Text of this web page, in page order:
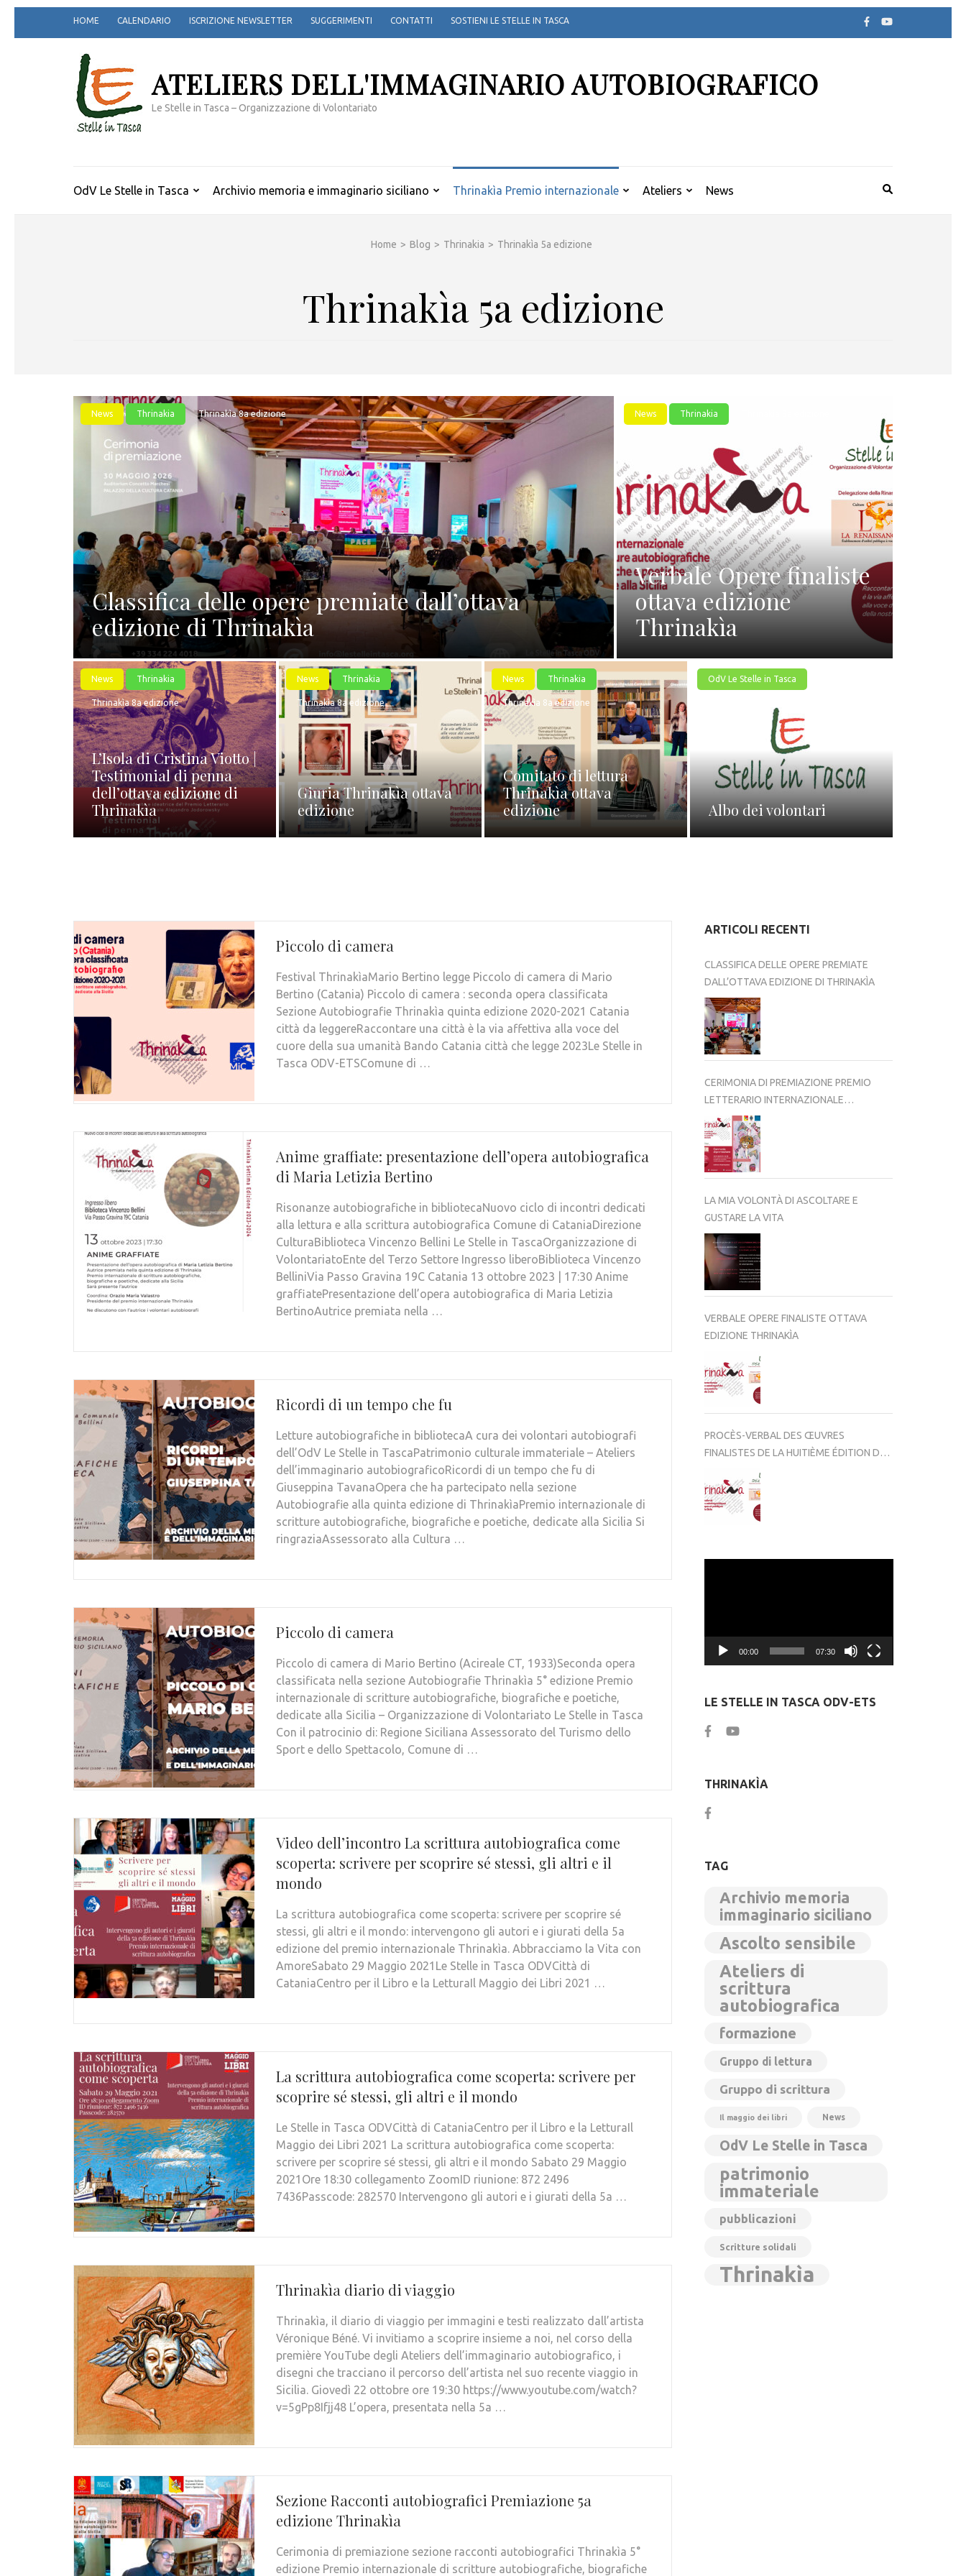
HOME CALENDARIO ISCRIZIONE NEWSLETTER SUGGERIMENTI CONTATTI SOSTIENI LE STELLE IN TASCA
ATELIERS DELL'IMMAGINARIO AUTOBIOGRAFICO
Le Stelle in Tasca – Organizzazione di Volontariato
OdV Le Stelle in Tasca Archivio memoria e immaginario siciliano Thrinakìa Premio internazionale Ateliers News
Home > Blog > Thrinakia > Thrinakìa 5a edizione
Thrinakìa 5a edizione
News Thrinakia Thrinakìa 8a edizione
Classifica delle opere premiate dall’ottava
edizione di Thrinakìa
News Thrinakia
Verbale Opere finaliste
ottava edizione
Thrinakìa
News Thrinakia
Thrinakìa 8a edizione
L’Isola di Cristina Viotto |
Testimonial di penna
dell’ottava edizione di
Thrinakìa
News Thrinakia
Thrinakìa 8a edizione
Giuria Thrinakìa ottava
edizione
News Thrinakia
Thrinakìa 8a edizione
Comitato di lettura
Thrinakìa ottava
edizione
OdV Le Stelle in Tasca
Albo dei volontari
Piccolo di camera
Festival ThrinakìaMario Bertino legge Piccolo di camera di Mario
Bertino (Catania) Piccolo di camera : seconda opera classificata
Sezione Autobiografie Thrinakìa quinta edizione 2020-2021 Catania
città da leggereRaccontare una città è la via affettiva alla voce del
cuore della sua umanità Bando Catania città che legge 2023Le Stelle in
Tasca ODV-ETSComune di …
Anime graffiate: presentazione dell’opera autobiografica
di Maria Letizia Bertino
Risonanze autobiografiche in bibliotecaNuovo ciclo di incontri dedicati
alla lettura e alla scrittura autobiografica Comune di CataniaDirezione
CulturaBiblioteca Vincenzo Bellini Le Stelle in TascaOrganizzazione di
VolontariatoEnte del Terzo Settore Ingresso liberoBiblioteca Vincenzo
BelliniVia Passo Gravina 19C Catania 13 ottobre 2023 | 17:30 Anime
graffiatePresentazione dell’opera autobiografica di Maria Letizia
BertinoAutrice premiata nella …
Ricordi di un tempo che fu
Letture autobiografiche in bibliotecaA cura dei volontari autobiografi
dell’OdV Le Stelle in TascaPatrimonio culturale immateriale – Ateliers
dell’immaginario autobiograficoRicordi di un tempo che fu di
Giuseppina TavanaOpera che ha partecipato nella sezione
Autobiografie alla quinta edizione di ThrinakìaPremio internazionale di
scritture autobiografiche, biografiche e poetiche, dedicate alla Sicilia Si
ringraziaAssessorato alla Cultura …
Piccolo di camera
Piccolo di camera di Mario Bertino (Acireale CT, 1933)Seconda opera
classificata nella sezione Autobiografie Thrinakìa 5° edizione Premio
internazionale di scritture autobiografiche, biografiche e poetiche,
dedicate alla Sicilia – Organizzazione di Volontariato Le Stelle in Tasca
Con il patrocinio di: Regione Siciliana Assessorato del Turismo dello
Sport e dello Spettacolo, Comune di …
Video dell’incontro La scrittura autobiografica come
scoperta: scrivere per scoprire sé stessi, gli altri e il
mondo
La scrittura autobiografica come scoperta: scrivere per scoprire sé
stessi, gli altri e il mondo: intervengono gli autori e i giurati della 5a
edizione del premio internazionale Thrinakìa. Abbracciamo la Vita con
AmoreSabato 29 Maggio 2021Le Stelle in Tasca ODVCittà di
CataniaCentro per il Libro e la LetturaIl Maggio dei Libri 2021 …
La scrittura autobiografica come scoperta: scrivere per
scoprire sé stessi, gli altri e il mondo
Le Stelle in Tasca ODVCittà di CataniaCentro per il Libro e la LetturaIl
Maggio dei Libri 2021 La scrittura autobiografica come scoperta:
scrivere per scoprire sé stessi, gli altri e il mondo Sabato 29 Maggio
2021Ore 18:30 collegamento ZoomID riunione: 872 2496
7436Passcode: 282570 Intervengono gli autori e i giurati della 5a …
Thrinakìa diario di viaggio
Thrinakìa, il diario di viaggio per immagini e testi realizzato dall’artista
Véronique Béné. Vi invitiamo a scoprire insieme a noi, nel corso della
première YouTube degli Ateliers dell’immaginario autobiografico, i
disegni che tracciano il percorso dell’artista nel suo recente viaggio in
Sicilia. Giovedì 22 ottobre ore 19:30 https://www.youtube.com/watch?
v=5gPp8Ifjj48 L’opera, presentata nella 5a …
Sezione Racconti autobiografici Premiazione 5a
edizione Thrinakìa
Cerimonia di premiazione sezione racconti autobiografici Thrinakìa 5°
edizione Premio internazionale di scritture autobiografiche, biografiche
ARTICOLI RECENTI
CLASSIFICA DELLE OPERE PREMIATE
DALL’OTTAVA EDIZIONE DI THRINAKÌA
CERIMONIA DI PREMIAZIONE PREMIO
LETTERARIO INTERNAZIONALE
THRINAKÌA – VIII EDIZIONE 2025-2026
LA MIA VOLONTÀ DI ASCOLTARE E
GUSTARE LA VITA
VERBALE OPERE FINALISTE OTTAVA
EDIZIONE THRINAKÌA
PROCÈS-VERBAL DES ŒUVRES
FINALISTES DE LA HUITIÈME ÉDITION DE
00:00 07:30
LE STELLE IN TASCA ODV-ETS
THRINAKÌA
TAG
Archivio memoria
immaginario siciliano
Ascolto sensibile
Ateliers di
scrittura
autobiografica
formazione
Gruppo di lettura
Gruppo di scrittura
Il maggio dei libri News
OdV Le Stelle in Tasca
patrimonio
immateriale
pubblicazioni
Scritture solidali
Thrinakìa